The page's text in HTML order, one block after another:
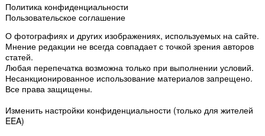
Политика конфиденциальности
Пользовательское соглашение
О фотографиях и других изображениях, используемых на сайте.
Мнение редакции не всегда совпадает с точкой зрения авторов
статей.
Любая перепечатка возможна только при выполнении условий.
Несанкционированное использование материалов запрещено.
Все права защищены.
Изменить настройки конфиденциальности (только для жителей
EEA)